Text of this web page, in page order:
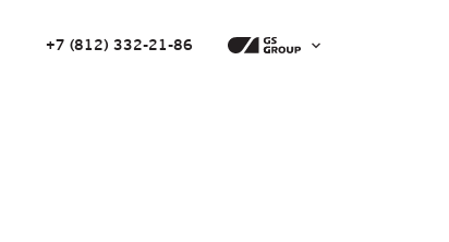
+7 (812) 332-21-86